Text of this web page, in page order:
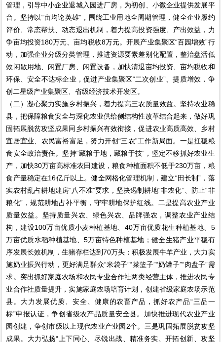
管理，引导中小企业退城入园进厂房，为初创、小微企业提供发展平
台。坚持以“亩均论英雄”，围绕工业用地全周期管理，健全企业履约
评价、常态帮扶、动态退出机制，着力提高投资强度、产出效益，力
争亩均投资180万元、亩均税收8万元。开展产业集聚区“百园增效”行
动，加强企业分级分类管理，推进资源要素差别化配置，整治盘活低
效闲散用地、闲置厂房、闲置设备，加快清退亩均投资、亩均税收和
环保、安全不达标企业，促进产业集聚区“二次创业”、提质增效，争
创二星级产业集聚区、省级经济技术开发区。
（二）凝心聚力实施乡村振兴，着力提高三农质量效益。坚持农业稳
县，把保障粮食安全与深化农业供给侧结构性改革结合起来，做好巩
固拓展脱贫攻坚成果同乡村振兴有效衔接，促进农业高质高效、乡村
宜居宜业、农民富裕富足，努力开创“三农”工作新局面。一是扛稳粮
食安全政治责任。坚持“藏粮于地，藏粮于技”，坚定不移抓好农业生
产，加快30万亩高标准农田建设，粮食种植面积不低于230万亩，粮
食产量稳定在16亿斤以上。健全网格化管理机制，建立“田长制”，落
实农村乱占耕地建房“八不准”要求，坚决遏制耕地“非农化”、防止“非
粮化”，规范耕地占补平衡，守牢耕地保护红线。二是提高农业产业
质量效益。坚持质量兴农、绿色兴农、品牌强农，调整农业产业结
构，建设100万亩优质小麦种植基地、40万亩优质花生种植基地、5
万亩优质水稻种植基地、5万亩特色种植基地；健全生猪产业平稳有
序发展长效机制，生猪存栏达到70万头；积极发展牛羊产业，大力实
施奶业振兴行动，更好满足群众“米袋子”“菜篮子”“奶罐子”“肉盘子”需
求。突出抓好家庭农场和农民专业合作社两类经营主体，推进农民专
业合作社质量提升，实施家庭农场培育计划，创建省级家庭农场示范
县。大力发展优质、安全、健康的农畜产品，抓好农产品“三品一
标”申报认证，争创省级农产品质量安全县。加快推进现代农业产业
园创建，争创市级以上现代农业产业园2个。三是巩固拓展脱贫攻坚
成果。大力弘扬“上下同心、尽锐出战、精准务实、开拓创新、攻坚